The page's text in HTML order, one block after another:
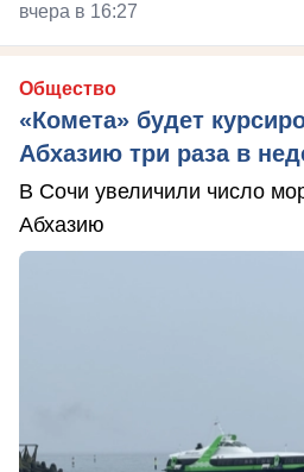
вчера в 16:27
Общество
«Комета» будет
Абхазию три раза в
В Сочи увеличили число
Абхазию